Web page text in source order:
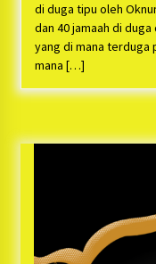
Ketua
Bayu
Cepat
1
di duga tipu oleh
dan 40 jamaah di
yang di mana terduga
mana […]